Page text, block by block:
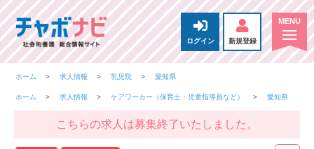
ログイン 新規登録
ホーム 求人情報 乳児院 愛知県
ホーム 求人情報 ケアワーカー（保育士・児童指導員など） 愛知県
こちらの求人は募集終了いたしました。